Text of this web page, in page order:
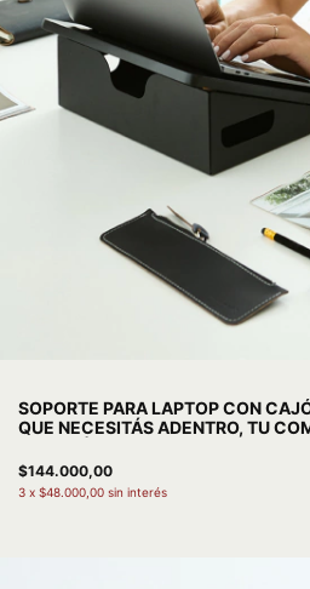
SOPORTE PARA LAPTOP CON
QUE NECESITÁS ADENTRO, TU
ARGENTINA.
$144.000,00
3 x $48.000,00 sin interés